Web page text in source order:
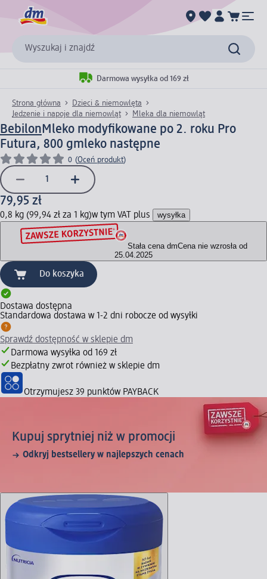
Wyszukaj i znajdź
Darmowa wysyłka od 169 zł
Strona główna
Dzieci & niemowlęta
Jedzenie i napoje dla niemowląt
Mleka dla niemowląt
BebilonMleko modyfikowane po 2. roku Pro
Futura, 800 gmleko następne
0 (Oceń produkt)
79,95 zł
0,8 kg (99,94 zł za 1 kg)w tym VAT plus wysyłka
Stała cena dmCena nie wzrosła od
25.04.2025
Do koszyka
Dostawa dostępna
Standardowa dostawa w 1-2 dni robocze od wysyłki
Sprawdź dostępność w sklepie dm
Darmowa wysyłka od 169 zł
Bezpłatny zwrot również w sklepie dm
Otrzymujesz 39 punktów PAYBACK
Kupuj sprytniej niż w promocji
Odkryj bestsellery w najlepszych cenach